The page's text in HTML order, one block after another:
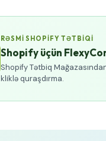
RƏSMI SHOPIFY TƏTBIQI
Shopify üçün
Shopify Tətbiq
kliklə quraşdırma.